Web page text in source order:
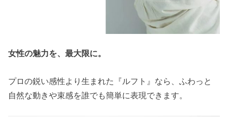
女性の魅力を、最大限に。
プロの鋭い感性より生まれた『ルフト』なら、ふわっと
自然な動きや束感を誰でも簡単に表現できます。